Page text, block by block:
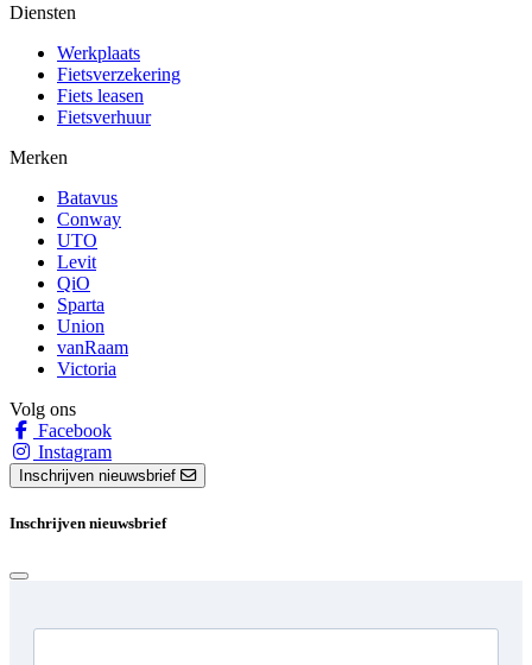
Diensten
Werkplaats
Fietsverzekering
Fiets leasen
Fietsverhuur
Merken
Batavus
Conway
UTO
Levit
QiO
Sparta
Union
vanRaam
Victoria
Volg ons
Facebook
Instagram
Inschrijven nieuwsbrief
Inschrijven nieuwsbrief